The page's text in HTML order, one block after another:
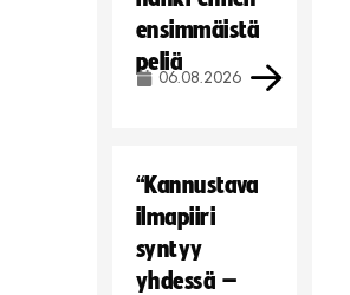
ensimmäistä
peliä
06.08.2026
“Kannustava
ilmapiiri
syntyy
yhdessä –